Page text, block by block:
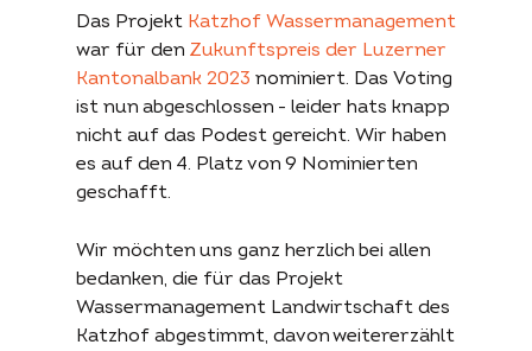
Partner
Kontakt
Literatur
Archiv
Website konkret
Das Projekt Katzhof Wassermanagement
war für den Zukunftspreis der Luzerner
Kantonalbank 2023 nominiert. Das Voting
ist nun abgeschlossen - leider hats knapp
nicht auf das Podest gereicht. Wir haben
es auf den 4. Platz von 9 Nominierten
geschafft.
Wir möchten uns ganz herzlich bei allen
bedanken, die für das Projekt
Wassermanagement Landwirtschaft des
Katzhof abgestimmt, davon weitererzählt